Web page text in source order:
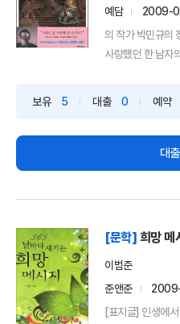
예담 2009-
의 작가 박민규의
사랑했던 한 남자
보유 5 대출 0 예약
대
[문학] 희망 메
이범준
준앤준
[표지글] 인생에서 성공한 당신을 만드는 것은 오늘이라는